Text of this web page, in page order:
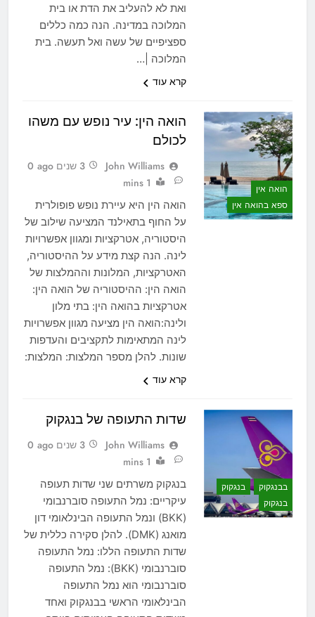
ואת לא להעליב את הדת או בית
המלוכה במדינה. הנה כמה כללים
ספציפיים של עשה ואל תעשה. בית
המלוכה |…
קרא עוד
הואה אין
ספא בהואה אין
הואה הין: עיר נופש עם משהו
לכולם
John Williams 3 שנים ago
0
1 mins
הואה הין היא עיירת נופש פופולרית
על החוף בתאילנד המציעה שילוב של
היסטוריה, אטרקציות ומגוון אפשרויות
לינה. הנה קצת מידע על ההיסטוריה,
האטרקציות, המלונות וההמלצות של
הואה הין: ההיסטוריה של הואה הין:
אטרקציות בהואה הין: בתי מלון
ולינה:הואה הין מציעה מגוון אפשרויות
לינה המתאימות לתקציבים והעדפות
שונות. להלן מספר המלצות: המלצות:
קרא עוד
בבנגקוק
בנגקוק
בנגקוק
שדות התעופה של בנגקוק
John Williams 3 שנים ago
0
1 mins
בנגקוק משרתים שני שדות תעופה
עיקריים: נמל התעופה סוברנבומי
(BKK) ונמל התעופה הבינלאומי דון
מואנג (DMK). להלן סקירה כללית של
שדות התעופה הללו: נמל התעופה
סוברנבומי (BKK): נמל התעופה
סוברנבומי הוא נמל התעופה
הבינלאומי הראשי בבנגקוק ואחד